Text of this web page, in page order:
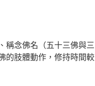
稱念佛名（五十三佛與三
的肢體動作，修持時間較